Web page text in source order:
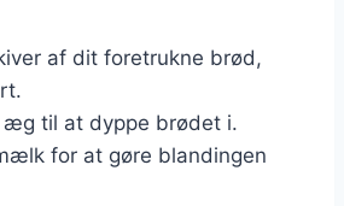
af dit foretrukne brød,
æg til at dyppe brødet i.
for at gøre blandingen